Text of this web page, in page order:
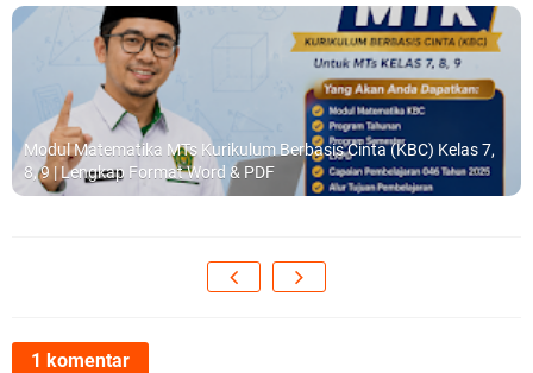
Modul Matematika MTs Kurikulum Berbasis Cinta (KBC) Kelas 7,
8, 9 | Lengkap Format Word & PDF
1 komentar